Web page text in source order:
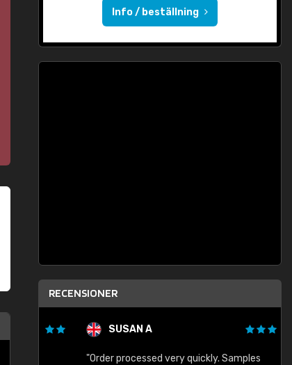
Info / beställning
RECENSIONER
SUSAN A
"Order processed very quickly. Samples